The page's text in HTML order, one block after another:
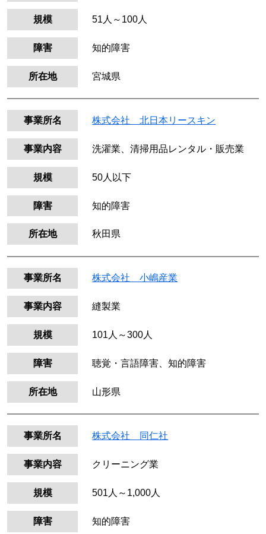
規模 51人～100人
障害 知的障害
所在地 宮城県
事業所名 株式会社 北日本リースキン
事業内容 洗濯業、清掃用品レンタル・販売業
規模 50人以下
障害 知的障害
所在地 秋田県
事業所名 株式会社 小嶋産業
事業内容 縫製業
規模 101人～300人
障害 聴覚・言語障害、知的障害
所在地 山形県
事業所名 株式会社 同仁社
事業内容 クリーニング業
規模 501人～1,000人
障害 知的障害